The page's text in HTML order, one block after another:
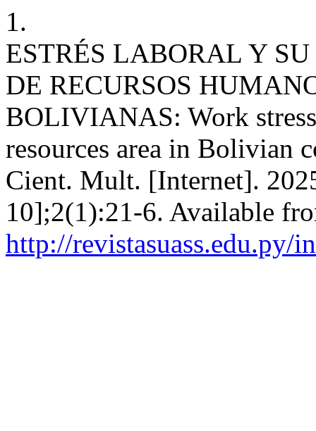
1.
ESTRÉS LABORAL Y
DE RECURSOS
BOLIVIANAS: Work
resources area in Bolivian
Cient. Mult. [Internet].
10];2(1):21-6. Available
http://revistasuass.edu.py/